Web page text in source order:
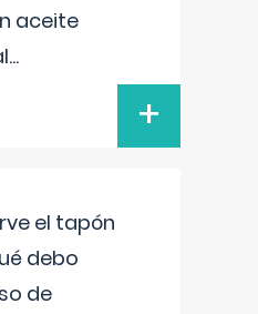
aceite
...
+
el tapón
debo
de